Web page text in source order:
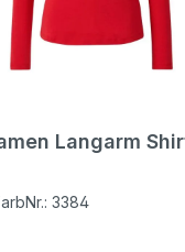
Langarm
3384